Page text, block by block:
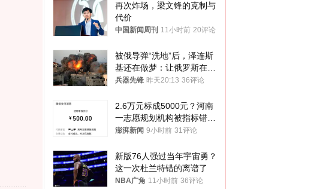
再次炸场，梁文锋的克制与
代价
中国新闻周刊 11小时前 20评论
被俄导弹“洗地”后，泽连斯
基还在做梦：让俄罗斯在冬
季前求和？
兵器先锋 昨天20:13 36评论
2.6万元标成5000元？河南
一志愿规划机构被指标错学
费致考生复读
澎湃新闻 9小时前 31评论
新版76人强过当年宇宙勇？
这一次杜兰特错的离谱了
NBA广角 11小时前 36评论